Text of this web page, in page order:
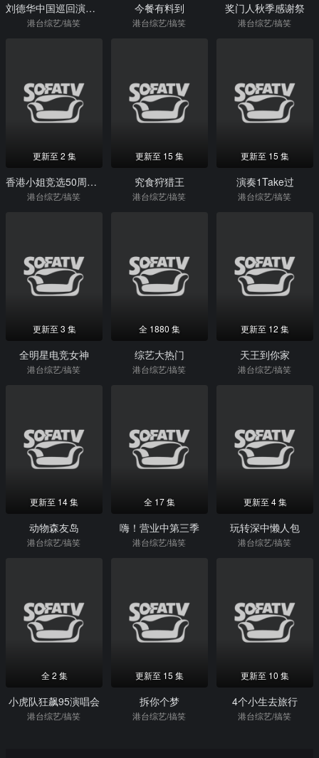
刘德华中国巡回演唱会
港台综艺/搞笑
今餐有料到
港台综艺/搞笑
奖门人秋季感谢祭
港台综艺/搞笑
更新至 2 集
香港小姐竞选50周年金禧志庆
港台综艺/搞笑
更新至 15 集
究食狩猎王
港台综艺/搞笑
更新至 15 集
演奏1Take过
港台综艺/搞笑
更新至 3 集
全明星电竞女神
港台综艺/搞笑
全 1880 集
综艺大热门
港台综艺/搞笑
更新至 12 集
天王到你家
港台综艺/搞笑
更新至 14 集
动物森友岛
港台综艺/搞笑
全 17 集
嗨！营业中第三季
港台综艺/搞笑
更新至 4 集
玩转深中懒人包
港台综艺/搞笑
全 2 集
小虎队狂飙95演唱会
港台综艺/搞笑
更新至 15 集
拆你个梦
港台综艺/搞笑
更新至 10 集
4个小生去旅行
港台综艺/搞笑